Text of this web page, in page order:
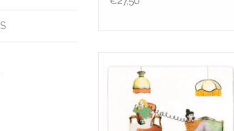
TOEVOEGEN AAN WINKELWAGEN